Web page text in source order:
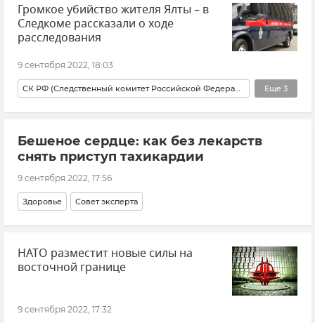
Громкое убийство жителя Ялты – в
Следкоме рассказали о ходе
расследования
9 сентября 2022, 18:03
Еще 3
СК РФ (Следственный комитет Российской Федерации)
Крым Происшествия
ГСУ СК России по Крыму и Севастополю
Бешеное сердце: как без лекарств
снять приступ тахикардии
9 сентября 2022, 17:56
Здоровье Совет эксперта
НАТО разместит новые силы на
восточной границе
9 сентября 2022, 17:32